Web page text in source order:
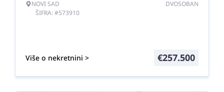
NOVI SAD
ŠIFRA: #573910
DVOSOBAN
Više o nekretnini > €257.500